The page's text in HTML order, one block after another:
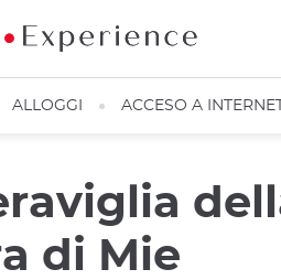
ALLOGGI ACCESO A
di Mie